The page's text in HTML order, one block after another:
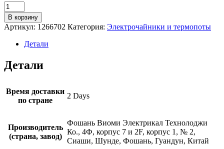
Количество
товара
Электрочайник
Viomi
Double-
Green
(V-
В корзину
Артикул: 1266702 Категория: Электрочайники и термопоты
Детали
Детали
Время доставки
по стране
2 Days
Производитель
(страна, завод)
Фошань Виоми Электрикал Технолоджи
Ко., 4Ф, корпус 7 и 2F, корпус 1, № 2,
Сиаши, Шунде, Фошань, Гуандун, Китай